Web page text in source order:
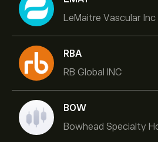
LeMaitre Vascular Inc
RBA
RB Global INC
BOW
Bowhead Specialty